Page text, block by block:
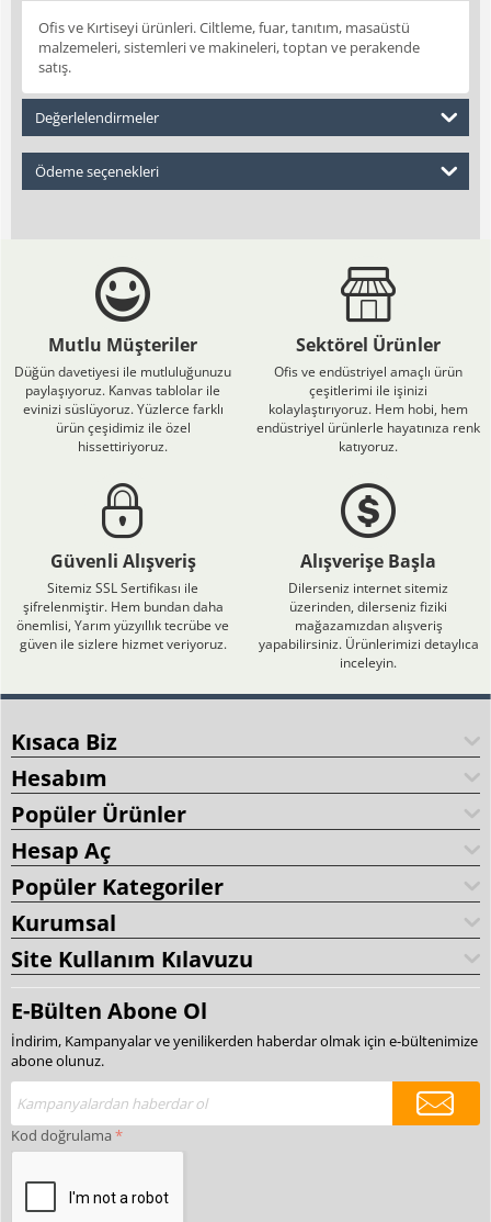
Ofis ve Kırtiseyi ürünleri. Ciltleme, fuar, tanıtım, masaüstü
malzemeleri, sistemleri ve makineleri, toptan ve perakende
satış.
Değerlelendirmeler
Ödeme seçenekleri
Mutlu Müşteriler
Düğün davetiyesi ile mutluluğunuzu
paylaşıyoruz. Kanvas tablolar ile
evinizi süslüyoruz. Yüzlerce farklı
ürün çeşidimiz ile özel
hissettiriyoruz.
Sektörel Ürünler
Ofis ve endüstriyel amaçlı ürün
çeşitlerimi ile işinizi
kolaylaştırıyoruz. Hem hobi, hem
endüstriyel ürünlerle hayatınıza renk
katıyoruz.
Güvenli Alışveriş
Sitemiz SSL Sertifikası ile
şifrelenmiştir. Hem bundan daha
önemlisi, Yarım yüzyıllık tecrübe ve
güven ile sizlere hizmet veriyoruz.
Alışverişe Başla
Dilerseniz internet sitemiz
üzerinden, dilerseniz fiziki
mağazamızdan alışveriş
yapabilirsiniz. Ürünlerimizi detaylıca
inceleyin.
Kısaca Biz
Hesabım
Popüler Ürünler
Hesap Aç
Popüler Kategoriler
Kurumsal
Site Kullanım Kılavuzu
E-Bülten Abone Ol
İndirim, Kampanyalar ve yenilikerden haberdar olmak için e-bültenimize
abone olunuz.
Kod doğrulama